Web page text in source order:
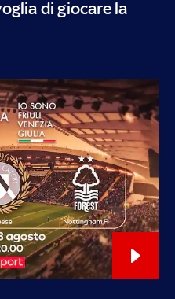
di giocare la